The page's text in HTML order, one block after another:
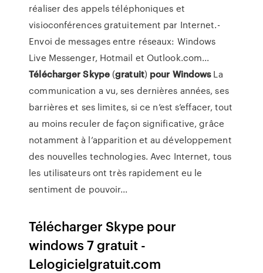
réaliser des appels téléphoniques et
visioconférences gratuitement par Internet.-
Envoi de messages entre réseaux: Windows
Live Messenger, Hotmail et Outlook.com...
Télécharger Skype(gratuit) pour WindowsLa
communication a vu, ses dernières années, ses
barrières et ses limites, si ce n’est s’effacer, tout
au moins reculer de façon significative, grâce
notamment à l’apparition et au développement
des nouvelles technologies. Avec Internet, tous
les utilisateurs ont très rapidement eu le
sentiment de pouvoir...
Télécharger Skype pour
windows 7 gratuit -
Lelogicielgratuit.com